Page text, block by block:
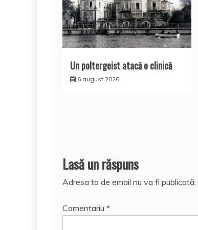
Un poltergeist atacă o clinică
6 august 2026
Lasă un răspuns
Adresa ta de email nu va fi publicată.
Comentariu *